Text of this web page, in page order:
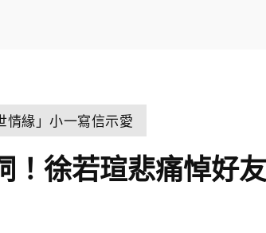
情緣」小一寫信示愛
！徐若瑄悲痛悼好